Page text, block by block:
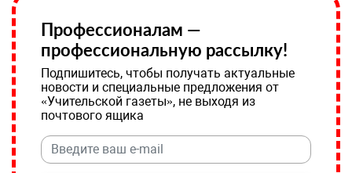
Профессионалам —
профессиональную рассылку!
Подпишитесь, чтобы получать актуальные
новости и специальные предложения от
«Учительской газеты», не выходя из
почтового ящика